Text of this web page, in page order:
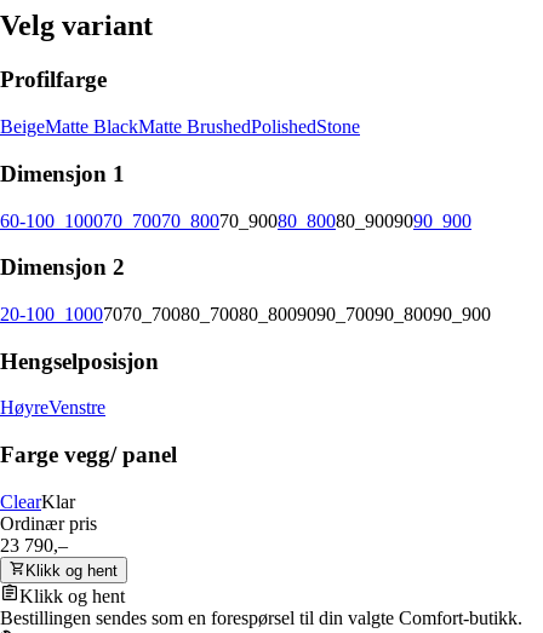
Velg variant
Profilfarge
BeigeMatte BlackMatte BrushedPolishedStone
Dimensjon 1
60-100_100070_70070_80070_90080_80080_9009090_900
Dimensjon 2
20-100_10007070_70080_70080_8009090_70090_80090_900
Hengselposisjon
HøyreVenstre
Farge vegg/ panel
ClearKlar
Ordinær pris
23 790,–
Klikk og hent
Klikk og hent
Bestillingen sendes som en forespørsel til din valgte Comfort-butikk.